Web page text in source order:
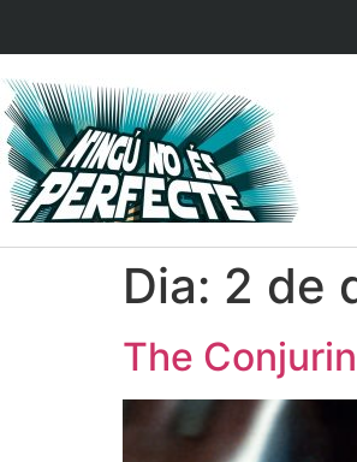
Dia: 2 de
The